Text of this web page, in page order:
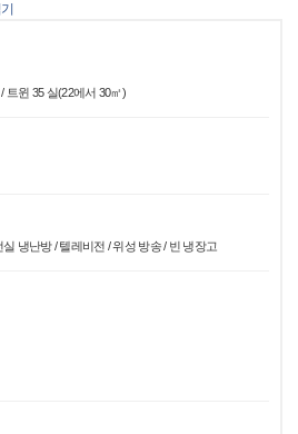
트윈 35 실(22에서 30㎡)
냉난방 / 텔레비전 / 위성 방송 / 빈 냉장고